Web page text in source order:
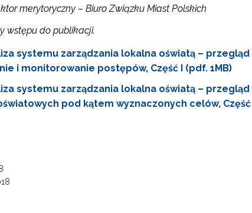
merytoryczny – Biuro Związku Miast Polskich
wstępu do publikacji.
systemu zarządzania lokalna oświatą –
i monitorowanie postępów, Część I (pdf. 1MB)
systemu zarządzania lokalna oświatą –
pod kątem wyznaczonych celów, Część